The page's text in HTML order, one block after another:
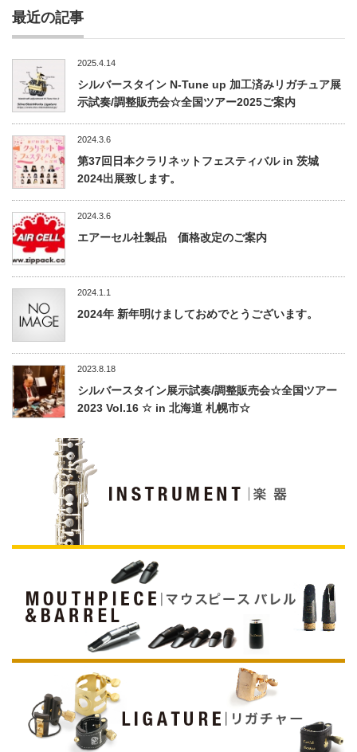
最近の記事
2025.4.14
シルバースタイン N-Tune up 加工済みリガチュア展
示試奏/調整販売会☆全国ツアー2025ご案内
2024.3.6
第37回日本クラリネットフェスティバル in 茨城
2024出展致します。
2024.3.6
エアーセル社製品 価格改定のご案内
2024.1.1
2024年 新年明けましておめでとうございます。
2023.8.18
シルバースタイン展示試奏/調整販売会☆全国ツアー
2023 Vol.16 ☆ in 北海道 札幌市☆